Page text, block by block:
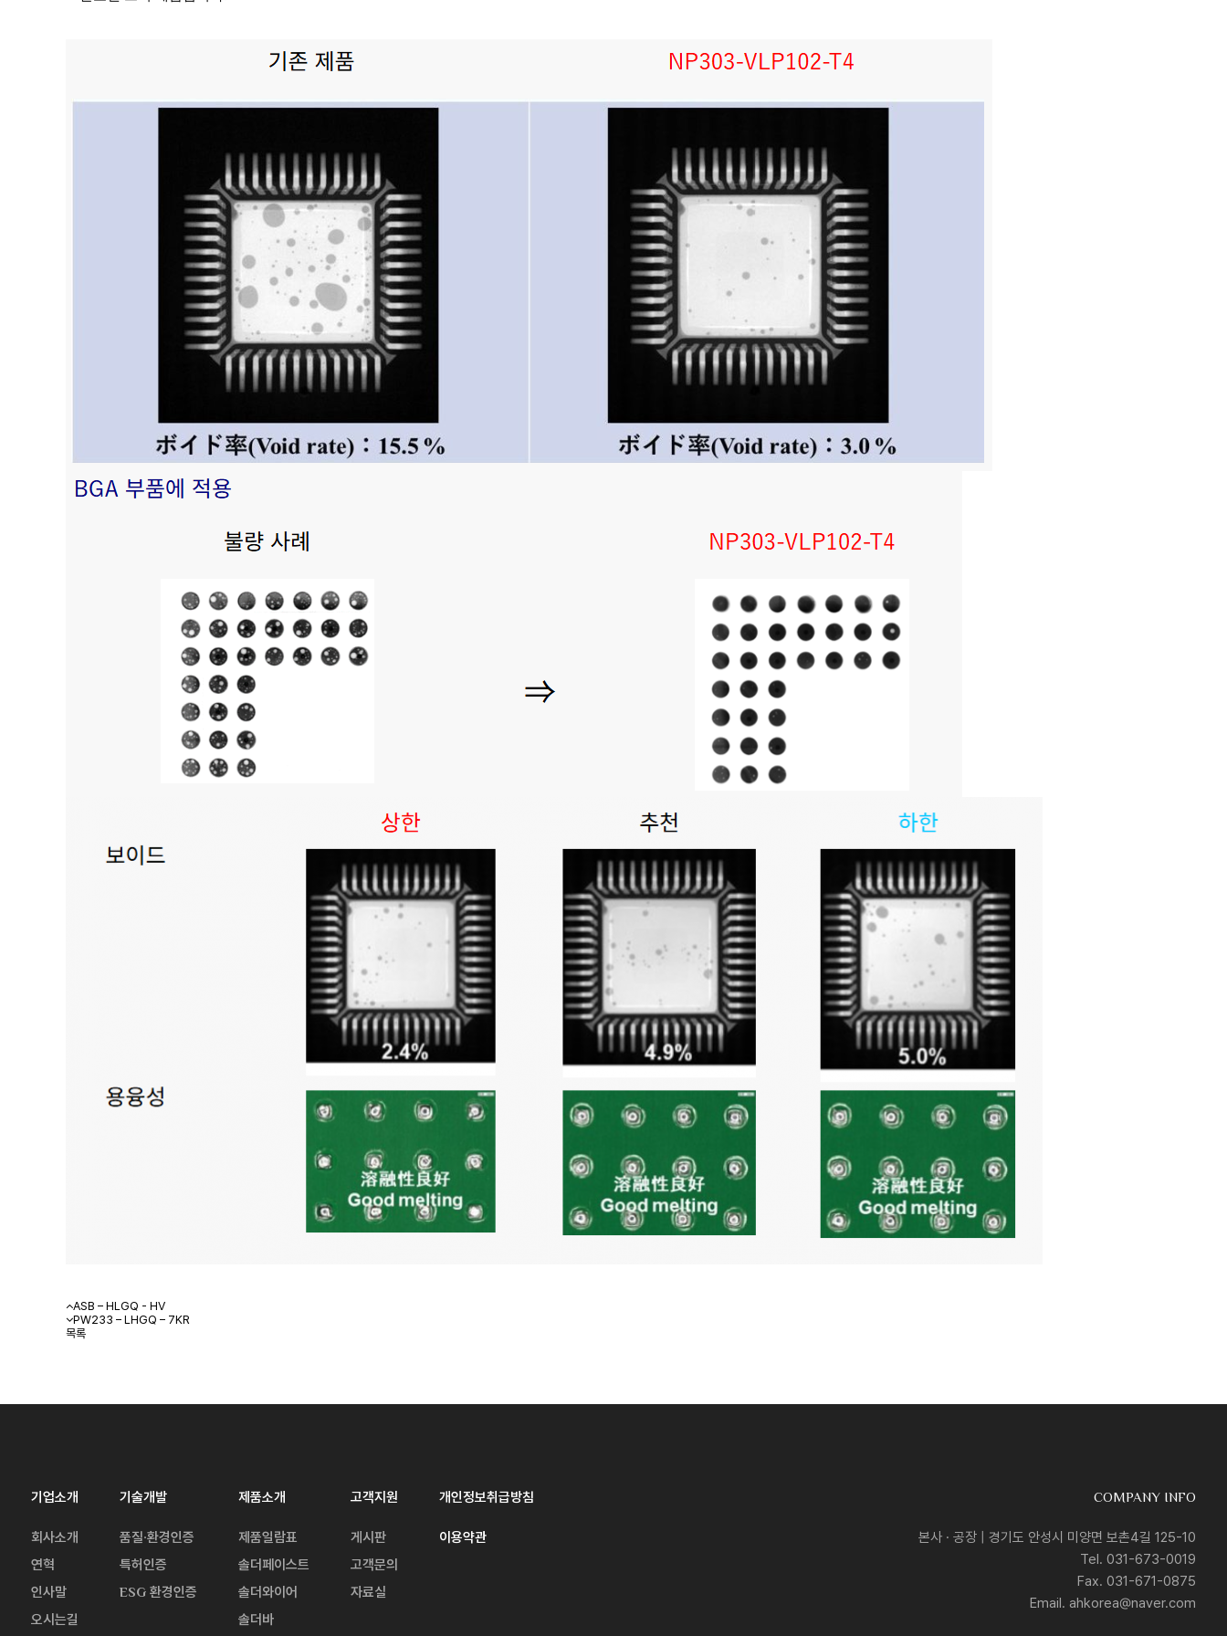
ASB – HLGQ - HV
PW233 – LHGQ – 7KR
목록
기업소개
회사소개
연혁
인사말
오시는길
기술개발
품질·환경인증
특허인증
ESG 환경인증
제품소개
제품일람표
솔더페이스트
솔더와이어
솔더바
고객지원
게시판
고객문의
자료실
개인정보취급방침
이용약관
COMPANY INFO
본사 · 공장 | 경기도 안성시 미양면 보촌4길 125-10
Tel. 031-673-0019
Fax. 031-671-0875
Email. ahkorea@naver.com